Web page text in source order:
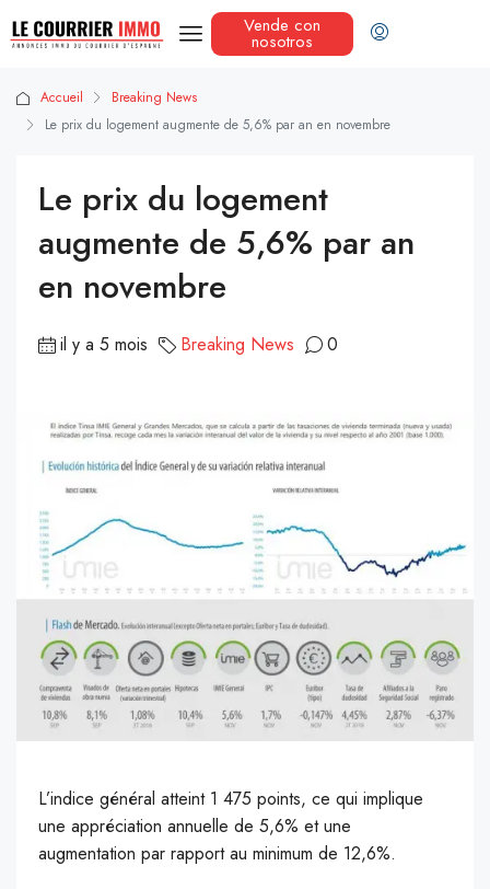
Vende con
nosotros
Accueil
Breaking News
Le prix du logement augmente de 5,6% par an en novembre
Le prix du logement
augmente de 5,6% par an
en novembre
il y a 5 mois Breaking News 0
L’indice général atteint 1 475 points, ce qui implique
une appréciation annuelle de 5,6% et une
augmentation par rapport au minimum de 12,6%.